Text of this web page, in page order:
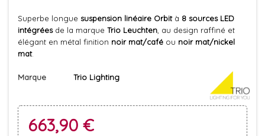
Superbe longue suspension linéaire Orbit à 8 sources LED
intégréesde la marque Trio Leuchten , au design raffiné et
élégant en métal finition noir mat/café ou noir mat/nickel
mat.
Marque Trio Lighting
663,90 €